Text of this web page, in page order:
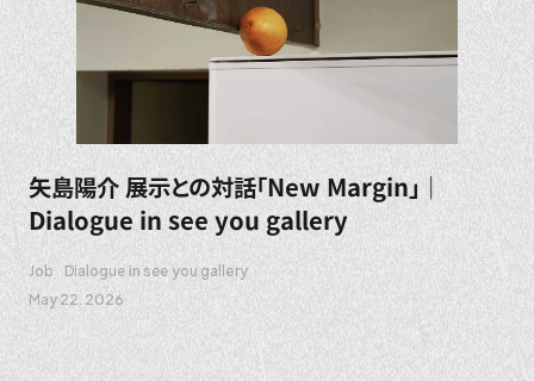
矢島陽介 展示との対話「New Margin」｜
Dialogue in see you gallery
Job
Dialogue in see you gallery
May 22. 2026